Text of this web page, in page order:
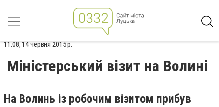
11:08, 14 червня 2015 р.
Міністерський візит на Волині
На Волинь із робочим візитом прибув